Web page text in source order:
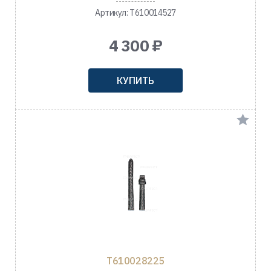
Артикул: T610014527
4 300 ₽
КУПИТЬ
T610028225